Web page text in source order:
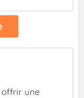
offrir une